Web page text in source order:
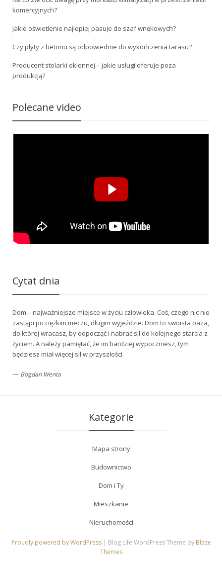
komercyjnych?
Jakie oświetlenie najlepiej pasuje do szaf wnękowych?
Czy płyty z betonu są odpowiednie do wykończenia tarasu?
Producent stolarki okiennej – jakie usługi oferuje poza
produkcją?
Polecane video
Cytat dnia
Dom – najważniejsze miejsce w życiu człowieka. Coś, czego nic nie
zastąpi po ciężkim meczu, długim wyjeździe. Dom to swoista oaza,
do której wracasz, by odpocząć i nabrać sił do kolejnego starcia z
życiem. A należy pamiętać, że im bardziej wypoczniesz, tym
będziesz miał więcej sił w przyszłości.
— Bogdan Wenta
Kategorie
Mapa strony
Budownictwo
Dom i Ty
Mieszkanie
Nieruchomości
Proudly powered by WordPress | Blog Life WordPress Theme by Blaze
Themes